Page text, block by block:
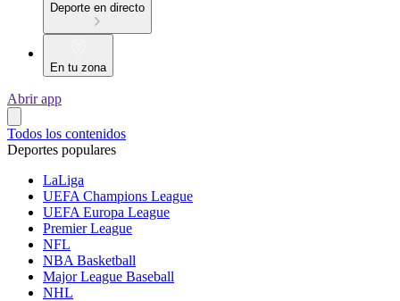
Deporte en directo
En tu zona
Abrir app
Todos los contenidos
Deportes populares
LaLiga
UEFA Champions League
UEFA Europa League
Premier League
NFL
NBA Basketball
Major League Baseball
NHL